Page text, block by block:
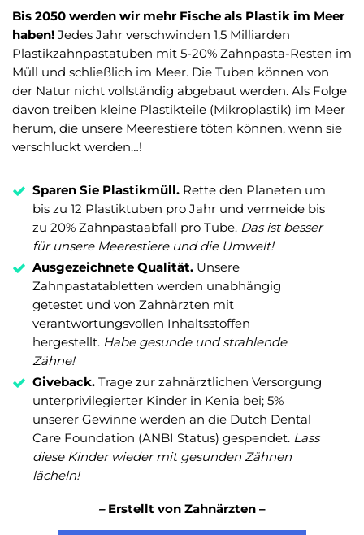
Bis 2050 werden wir mehr Fische als Plastik im Meer
haben! Jedes Jahr verschwinden 1,5 Milliarden
Plastikzahnpastatuben mit 5-20% Zahnpasta-Resten im
Müll und schließlich im Meer. Die Tuben können von
der Natur nicht vollständig abgebaut werden. Als Folge
davon treiben kleine Plastikteile (Mikroplastik) im Meer
herum, die unsere Meerestiere töten können, wenn sie
verschluckt werden…!
Sparen Sie Plastikmüll. Rette den Planeten um
bis zu 12 Plastiktuben pro Jahr und vermeide bis
zu 20% Zahnpastaabfall pro Tube. Das ist besser
für unsere Meerestiere und die Umwelt!
Ausgezeichnete Qualität. Unsere
Zahnpastatabletten werden unabhängig
getestet und von Zahnärzten mit
verantwortungsvollen Inhaltsstoffen
hergestellt. Habe gesunde und strahlende
Zähne!
Giveback. Trage zur zahnärztlichen Versorgung
unterprivilegierter Kinder in Kenia bei; 5%
unserer Gewinne werden an die Dutch Dental
Care Foundation (ANBI Status) gespendet. Lass
diese Kinder wieder mit gesunden Zähnen
lächeln!
– Erstellt von Zahnärzten –